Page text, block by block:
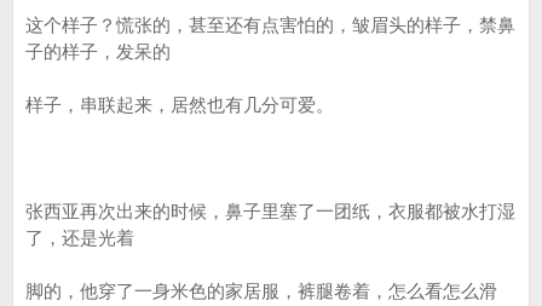
这个样子？慌张的，甚至还有点害怕的，皱眉头的样子，禁鼻
子的样子，发呆的
样子，串联起来，居然也有几分可爱。
张西亚再次出来的时候，鼻子里塞了一团纸，衣服都被水打湿
了，还是光着
脚的，他穿了一身米色的家居服，裤腿卷着，怎么看怎么滑